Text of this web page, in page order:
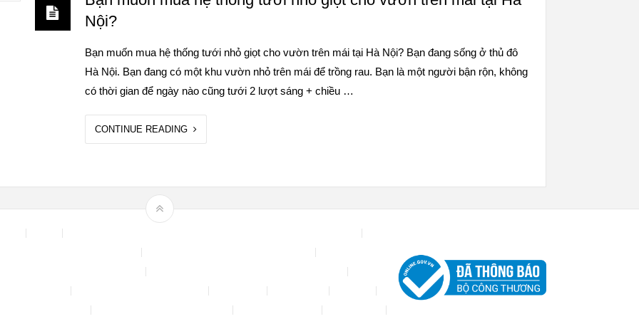
Nội?
Bạn muốn mua hệ thống tưới nhỏ giọt cho vườn trên mái tại Hà Nội? Bạn đang sống ở thủ đô
Hà Nội. Bạn đang có một khu vườn nhỏ trên mái để trồng rau. Bạn là một người bận rộn, không
có thời gian để ngày nào cũng tưới 2 lượt sáng + chiều …
CONTINUE READING